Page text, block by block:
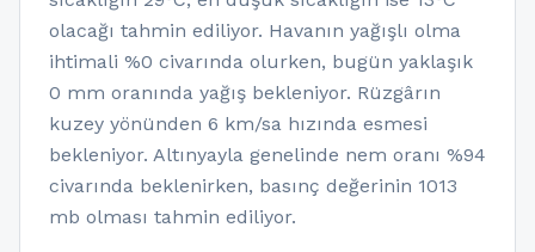
olacağı tahmin ediliyor. Havanın yağışlı olma
ihtimali %0 civarında olurken, bugün yaklaşık
0 mm oranında yağış bekleniyor. Rüzgârın
kuzey yönünden 6 km/sa hızında esmesi
bekleniyor. Altınyayla genelinde nem oranı %94
civarında beklenirken, basınç değerinin 1013
mb olması tahmin ediliyor.